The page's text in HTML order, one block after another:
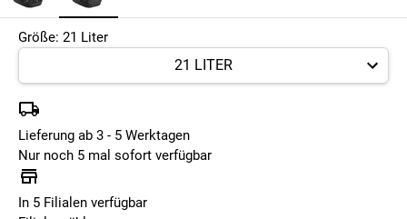
Größe: 21 Liter
Lieferung ab 3 - 5 Werktagen
Nur noch 5 mal sofort verfügbar
In 5 Filialen verfügbar